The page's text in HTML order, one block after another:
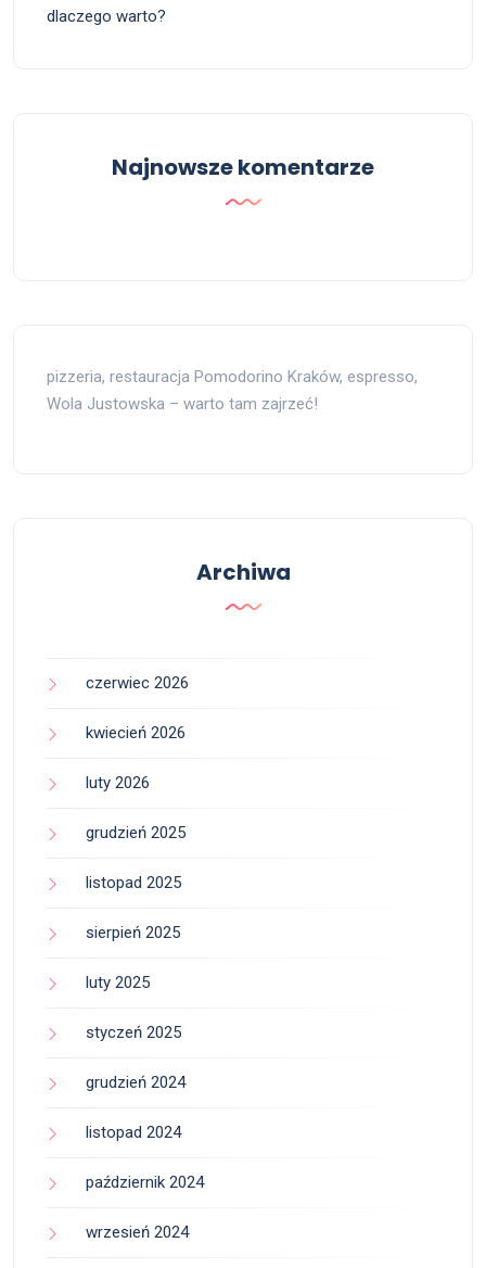
dlaczego warto?
Najnowsze komentarze
pizzeria, restauracja Pomodorino Kraków, espresso,
Wola Justowska – warto tam zajrzeć!
Archiwa
czerwiec 2026
kwiecień 2026
luty 2026
grudzień 2025
listopad 2025
sierpień 2025
luty 2025
styczeń 2025
grudzień 2024
listopad 2024
październik 2024
wrzesień 2024